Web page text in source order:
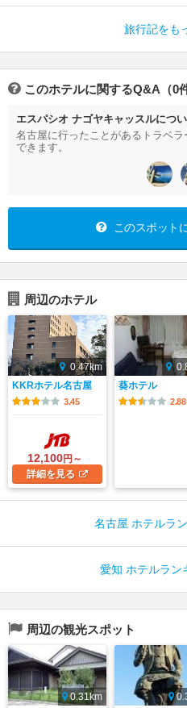
旅行記をも
このホテルに関するQ&A（0件
エスパシオ ナゴヤキャッスルにつ
名古屋に行ったことがあるトラベ
できます。
このスポット
周辺のホテル
0.47km
KKRホテル名古屋
3.45
12,100円～
詳細を見る
葵ホテル
2.88
名古屋 ホテルラ
愛知 ホテルラン
周辺の観光スポット
0.31km